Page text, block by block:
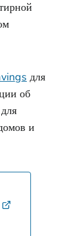
для
об
для
и